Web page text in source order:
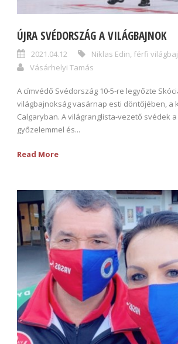
ÚJRA SVÉDORSZÁG A VILÁGBAJNOK
2021.04.12 Niklas Edin, férfi
Vásárhelyi Tamás
A címvédő Svédország 10-5-re legyőzte
világbajnokság vasárnap esti döntőjében, a
Calgaryban. A világranglista-vezető svédek
győzelemmel és...
Read More